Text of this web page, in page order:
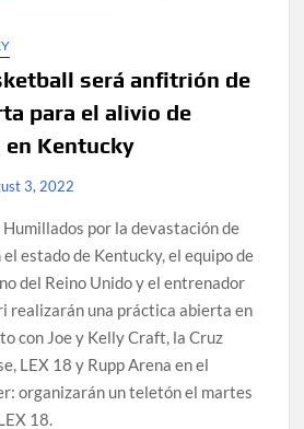
será anfitrión de
para el alivio de
Kentucky
3, 2022
por la devastación de
estado de Kentucky, el equipo de
del Reino Unido y el entrenador
realizarán una práctica abierta en
con Joe y Kelly Craft, la Cruz
LEX 18 y Rupp Arena en el
organizarán un teletón el martes
18.